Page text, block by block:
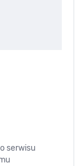
serwisu